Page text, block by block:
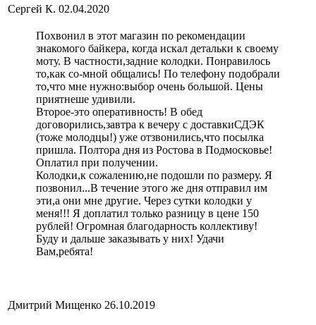
Сергей К. 02.04.2020
Похвонил в этот магазин по рекомендации
знакомого байкера, когда искал детальки к своему
моту. В частности,задние колодки. Понравилось
то,как со-мной общались! По телефону подобрали
то,что мне нужно:выбор очень большой. Цены
приятнеше удивили.
Второе-это оперативность! В обед
договорились,завтра к вечеру с доставкиСДЭК
(тоже молодцы!) уже отзвонились,что посылка
пришла. Полтора дня из Ростова в Подмосковье!
Оплатил при получении.
Колодки,к сожалению,не подошли по размеру. Я
позвонил...В течение этого же дня отправил им
эти,а они мне другие. Через сутки колодки у
меня!!! Я доплатил только разницу в цене 150
рублей! Огромная благодарность коллективу!
Буду и дальше заказывать у них! Удачи
Вам,ребята!
Дмитрий Мищенко 26.10.2019